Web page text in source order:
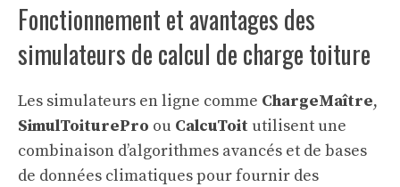
Fonctionnement et avantages des
simulateurs de calcul de charge toiture
Les simulateurs en ligne comme ChargeMaître,
SimulToiturePro ou CalcuToit utilisent une
combinaison d’algorithmes avancés et de bases
de données climatiques pour fournir des